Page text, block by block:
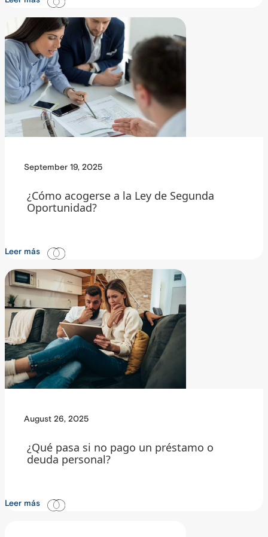
September 19, 2025
¿Cómo acogerse a la Ley de Segunda
Oportunidad?
Leer más
August 26, 2025
¿Qué pasa si no pago un préstamo o
deuda personal?
Leer más